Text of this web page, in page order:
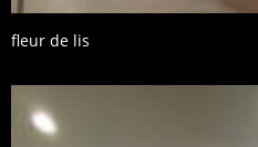
fleur de lis